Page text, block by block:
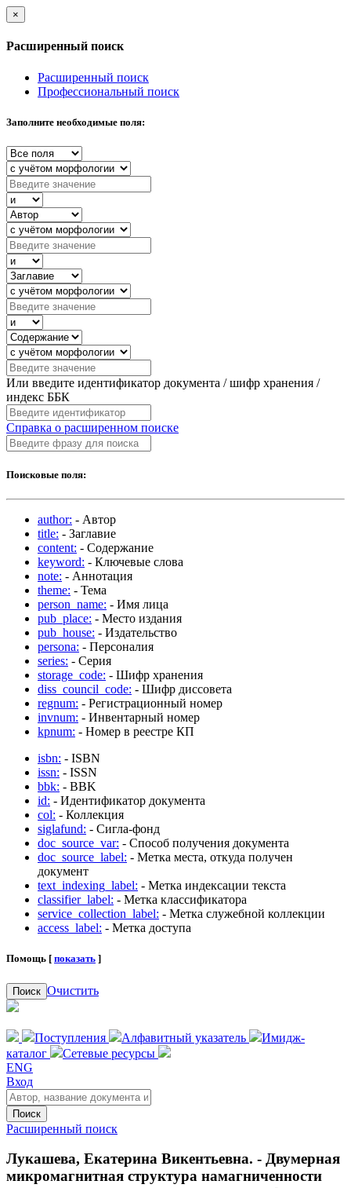
×
Расширенный поиск
Расширенный поиск
Профессиональный поиск
Заполните необходимые поля:
Или введите идентификатор документа / шифр хранения /
индекс ББК
Справка о расширенном поиске
Поисковые поля:
author: - Автор
title: - Заглавие
content: - Содержание
keyword: - Ключевые слова
note: - Аннотация
theme: - Тема
person_name: - Имя лица
pub_place: - Место издания
pub_house: - Издательство
persona: - Персоналия
series: - Серия
storage_code: - Шифр хранения
diss_council_code: - Шифр диссовета
regnum: - Регистрационный номер
invnum: - Инвентарный номер
kpnum: - Номер в реестре КП
isbn: - ISBN
issn: - ISSN
bbk: - BBK
id: - Идентификатор документа
col: - Коллекция
siglafund: - Сигла-фонд
doc_source_var: - Способ получения документа
doc_source_label: - Метка места, откуда получен
документ
text_indexing_label: - Метка индексации текста
classifier_label: - Метка классификатора
service_collection_label: - Метка служебной коллекции
access_label: - Метка доступа
Помощь [ показать ]
Поиск Очистить
Поступления Алфавитный указатель
Имидж-
каталог
Сетевые ресурсы
ENG
Вход
Поиск
Расширенный поиск
Лукашева, Екатерина Викентьевна. - Двумерная
микромагнитная структура намагниченности